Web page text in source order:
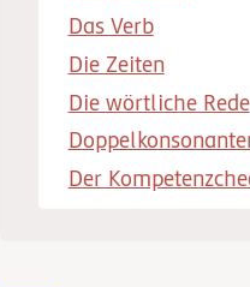
Das Verb
Die Zeiten
Die wörtliche Rede
Der